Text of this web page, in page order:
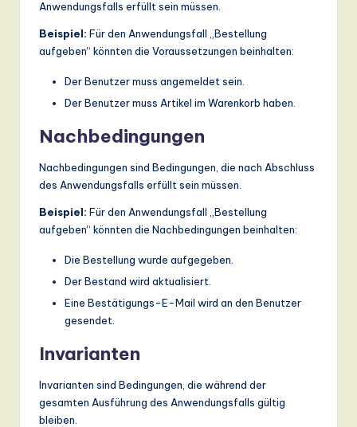
Anwendungsfalls erfüllt sein müssen.
Beispiel: Für den Anwendungsfall „Bestellung
aufgeben“ könnten die Voraussetzungen beinhalten:
Der Benutzer muss angemeldet sein.
Der Benutzer muss Artikel im Warenkorb haben.
Nachbedingungen
Nachbedingungen sind Bedingungen, die nach Abschluss
des Anwendungsfalls erfüllt sein müssen.
Beispiel: Für den Anwendungsfall „Bestellung
aufgeben“ könnten die Nachbedingungen beinhalten:
Die Bestellung wurde aufgegeben.
Der Bestand wird aktualisiert.
Eine Bestätigungs-E-Mail wird an den Benutzer
gesendet.
Invarianten
Invarianten sind Bedingungen, die während der
gesamten Ausführung des Anwendungsfalls gültig
bleiben.